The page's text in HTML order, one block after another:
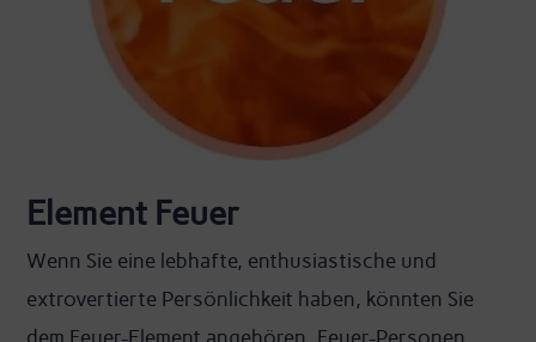
Element Feuer
Wenn Sie eine lebhafte, enthusiastische und
extrovertierte Persönlichkeit haben, könnten Sie
dem Feuer-Element angehören. Feuer-Personen